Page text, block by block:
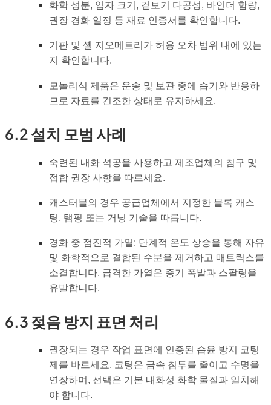
화학 성분, 입자 크기, 겉보기 다공성, 바인더 함량,
권장 경화 일정 등 재료 인증서를 확인합니다.
기판 및 셸 지오메트리가 허용 오차 범위 내에 있는
지 확인합니다.
모놀리식 제품은 운송 및 보관 중에 습기와 반응하
므로 자료를 건조한 상태로 유지하세요.
6.2 설치 모범 사례
숙련된 내화 석공을 사용하고 제조업체의 침구 및
접합 권장 사항을 따르세요.
캐스터블의 경우 공급업체에서 지정한 블록 캐스
팅, 탬핑 또는 거닝 기술을 따릅니다.
경화 중 점진적 가열: 단계적 온도 상승을 통해 자유
및 화학적으로 결합된 수분을 제거하고 매트릭스를
소결합니다. 급격한 가열은 증기 폭발과 스팔링을
유발합니다.
6.3 젖음 방지 표면 처리
권장되는 경우 작업 표면에 인증된 습윤 방지 코팅
제를 바르세요. 코팅은 금속 침투를 줄이고 수명을
연장하며, 선택은 기본 내화성 화학 물질과 일치해
야 합니다.